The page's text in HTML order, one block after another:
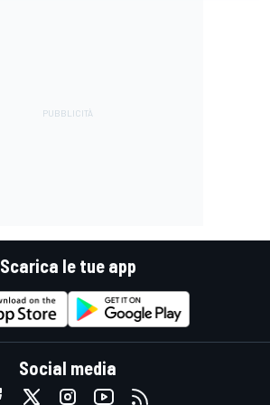
Scarica le tue app
Social media